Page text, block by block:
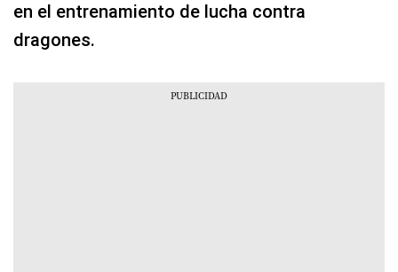
en el entrenamiento de lucha contra
dragones.